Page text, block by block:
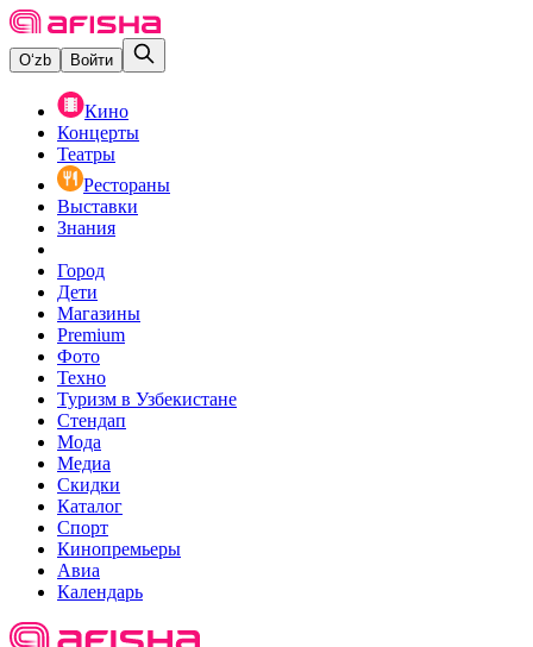
O‘zb Войти
Кино
Концерты
Театры
Рестораны
Выставки
Знания
Город
Дети
Магазины
Premium
Фото
Техно
Туризм в Узбекистане
Стендап
Мода
Медиа
Скидки
Каталог
Спорт
Кинопремьеры
Авиа
Календарь